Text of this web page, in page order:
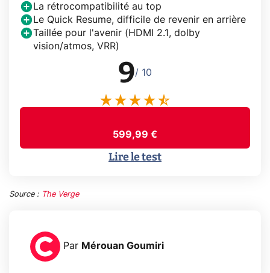
La rétrocompatibilité au top
Le Quick Resume, difficile de revenir en arrière
Taillée pour l'avenir (HDMI 2.1, dolby
vision/atmos, VRR)
9/ 10
599,99 €
Lire le test
Source : The Verge
Par Mérouan Goumiri